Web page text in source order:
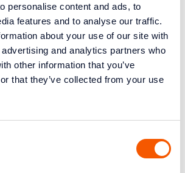
personalise content and ads, to
features and to analyse our traffic.
about your use of our site with
and analytics partners who
other information that you’ve
that they’ve collected from your use
con nuestro asistente aduanero
solicitud de procedimientos
fiscal
de seguros
del IVA
para todos aquellos sujetos que
regidas por la normativa aduanera